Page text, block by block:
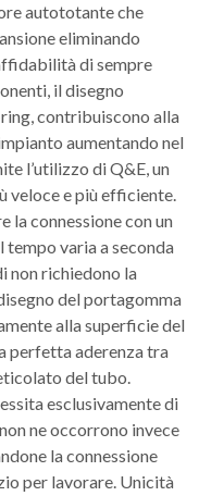
autototante che
eliminando
di sempre
il disegno
contribuiscono alla
aumentando nel
l’utilizzo di Q&E, un
veloce e più efficiente.
la connessione con un
varia a seconda
non richiedono la
del portagomma
alla superficie del
perfetta aderenza tra
del tubo.
esclusivamente di
ne occorrono invece
la connessione
per lavorare. Unicità